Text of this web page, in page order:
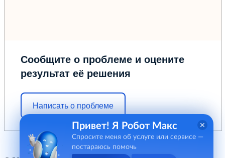
Сообщите о проблеме и оцените
результат её решения
Написать о проблеме
Привет! Я Робот Макс
Спросите меня об услуге или сервисе —
постараюсь помочь